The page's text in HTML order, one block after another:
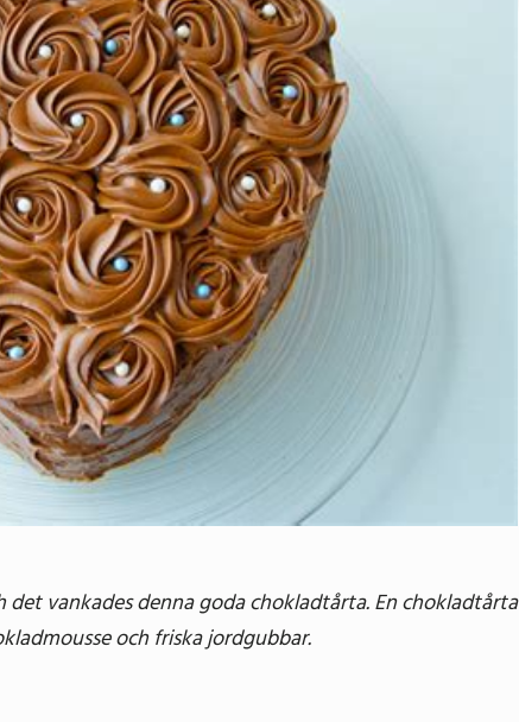
vankades denna goda chokladtårta. En chokladtårta
och friska jordgubbar.